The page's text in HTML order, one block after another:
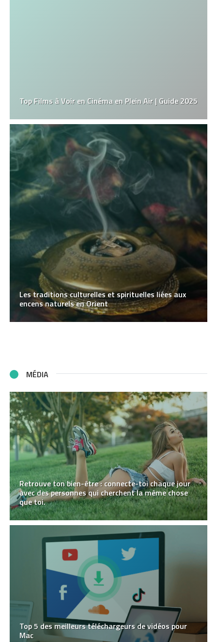
Top Films à Voir en Cinéma en Plein Air | Guide 2025
Les traditions culturelles et spirituelles liées aux
encens naturels en Orient
MÉDIA
Retrouve ton bien-être : connecte-toi chaque jour
avec des personnes qui cherchent la même chose
que toi.
Top 5 des meilleurs téléchargeurs de vidéos pour
Mac